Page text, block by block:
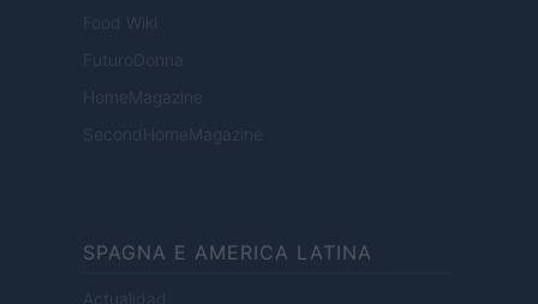
Food Wiki
FuturoDonna
HomeMagazine
SecondHomeMagazine
SPAGNA E AMERICA LATINA
Actualidad